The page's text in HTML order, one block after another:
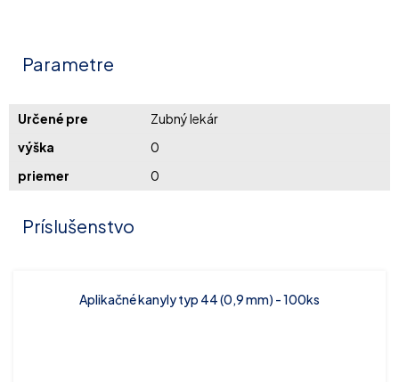
Parametre
Určené pre
Zubný lekár
výška
0
priemer
0
Príslušenstvo
Aplikačné kanyly typ 44 (0,9 mm) - 100ks